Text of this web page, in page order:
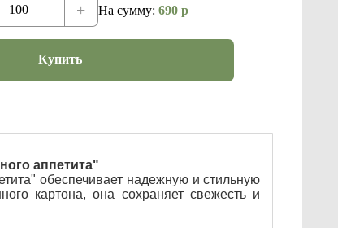
+ На сумму: 690 р
Купить
аппетита"
обеспечивает надежную и стильную
картона, она сохраняет свежесть и